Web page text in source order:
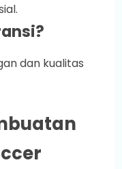
dan kualitas